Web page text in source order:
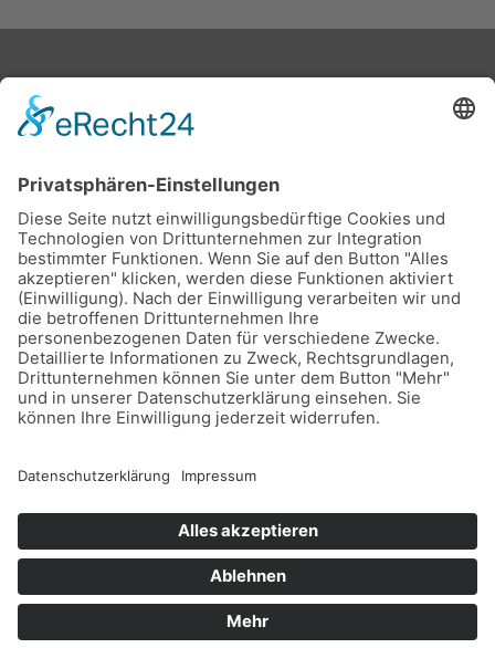
Stadtwerke Buxtehude GmbH, Ziegelkamp 8, 21614
Buxtehude
Karriere Downloads
Schlichtungsstelle
Vertrag kündigen
Sitemap
Leichte Sprache